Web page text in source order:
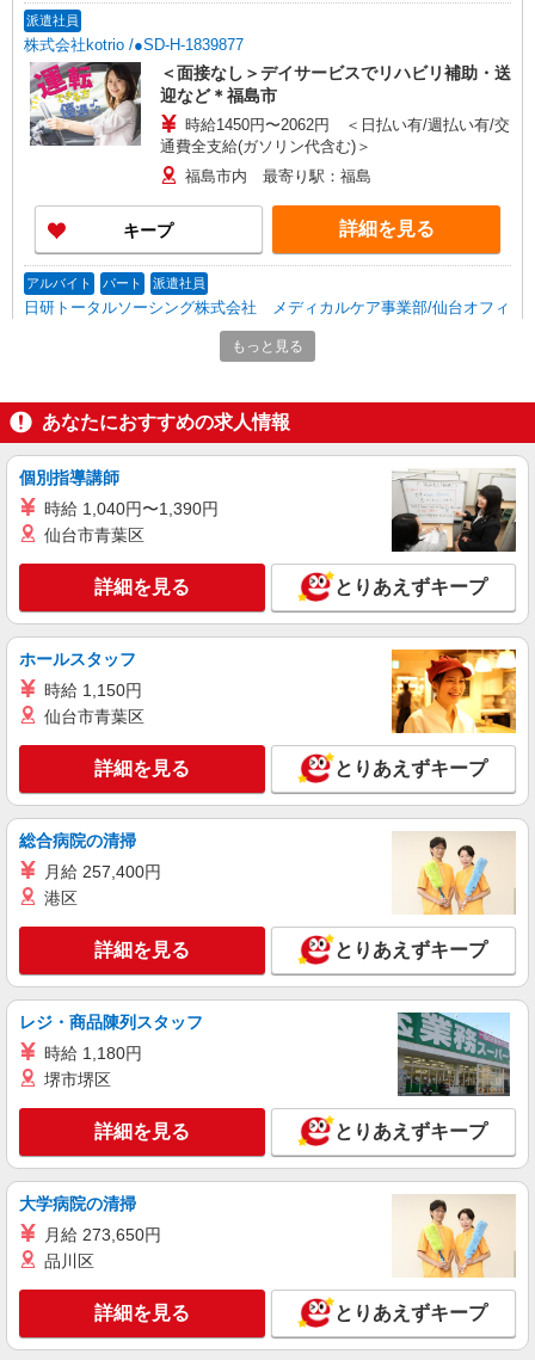
派遣社員
株式会社kotrio /●SD-H-1839877
＜面接なし＞デイサービスでリハビリ補助・送
迎など＊福島市
時給1450円〜2062円 ＜日払い有/週払い有/交
通費全支給(ガソリン代含む)＞
福島市内 最寄り駅：福島
キープ 詳細を見る
アルバイト パート 派遣社員
日研トータルソーシング株式会社 メディカルケア事業部/仙台オフィ
看護助手（ナースエイド）
幅は経験・能力による
福島県福島市 【最寄駅】福島交通飯坂線「桜
水」駅
キープ 詳細を見る
派遣社員
株式会社kotrio /●SD-H-1732802
福島市のデイSTAFF｜まずは「2ヵ月」お試し
で働く＊嬉しい高時給
時給1450円〜2062円 ＜日払い有/週払い有/交
キープ 詳細を見る
派遣社員
株式会社kotrio /●SD-H-1983796
<福島市>高時給&シフト柔軟でいいとこ取り♪
時給1350円〜2062円 ＜日払い有/週払い有/交
通費全支給(ガソリン代含む)＞
福島市 最寄り駅：福島
詳細を見る
アルバイト パート
日研トータルソーシング株式会社 メディカルケア事業部/仙台オフィ
未経験・無資格OKの介護スタッフ
時給1,280円〜1,380円 ★週払いOK（規定あ
福島県福島市 【最寄駅】JR奥羽本線「笹木
やすいエリアなど、お好きな勤務地をお選び下さ
い！！
キープ 詳細を見る
もっと見る
あなたにおすすめの求人情報
個別指導講師
時給 1,040円〜1,390円
仙台市青葉区
詳細を見る とりあえずキープ
ホールスタッフ
時給 1,150円
仙台市青葉区
詳細を見る とりあえずキープ
総合病院の清掃
月給 257,400円
港区
詳細を見る とりあえずキープ
レジ・商品陳列スタッフ
時給 1,180円
堺市堺区
詳細を見る とりあえずキープ
大学病院の清掃
月給 273,650円
品川区
詳細を見る とりあえずキープ